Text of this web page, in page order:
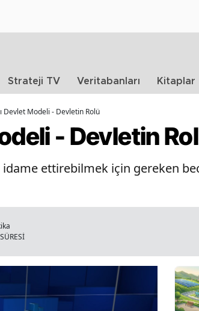
Strateji TV Veritabanları Kitaplar
Devlet Modeli - Devletin Rolü
- Devletin
idame ettirebilmek için gereken